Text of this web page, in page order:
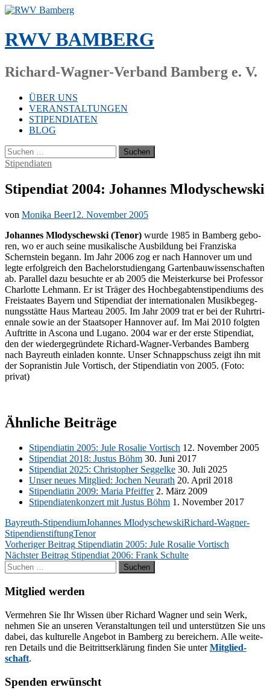
Zum
springen
RWV BAMBERG
Richard-Wagner-Verband Bamberg e. V.
ÜBER UNS
VERANSTALTUNGEN
STIPENDIATEN
BLOG
Suchen
nach:
Stipendiaten
Stipendiat 2004: Johannes Mlodyschewski
von Monika Beer12. November 2005
Jo­han­nes Mlo­dy­schew­ski (Te­nor) wur­de 1985 in Bam­berg ge­bo­
ren, wo er auch sei­ne mu­si­ka­li­sche Aus­bil­dung bei Fran­zis­ka
Schern­stein be­gann. Im Jahr 2006 zog er nach Han­no­ver um und
leg­te er­folg­reich den Ba­che­lor­stu­di­en­gang Gar­ten­bau­wis­sen­schaf­ten
ab. Par­al­lel dazu be­such­te er ab 2005 die Meis­ter­kur­se bei Pro­fes­sor
Char­lot­te Leh­mann. Er ist Trä­ger des Hoch­be­gab­ten­sti­pen­di­ums des
Frei­staa­tes Bay­ern und Sti­pen­di­at der in­ter­na­tio­na­len Mu­sik­be­geg­
nungs­stät­te Haus Mar­teau 2005. Im Jahr 2009 trat er bei der Ruhr­tri­
en­na­le so­wie an der Staats­oper Han­no­ver auf. Im Mai 2010 folg­ten
Auf­trit­te in As­co­na und Lu­ga­no. 2004 war er der ers­te Sti­pen­di­at,
den der wie­der­ge­grün­de­te Ri­chard-Wag­ner-Ver­ban­des Bam­berg
nach Bay­reuth ein­la­den konn­te. Un­ser Schnapp­schuss zeigt ihn mit
der So­pra­nis­tin Jule Vor­tisch, der Sti­pen­dia­tin von 2005. (Foto:
privat)
Ähnliche Beiträge
Sti­pen­dia­tin 2005: Jule Ro­sa­lie Vor­tisch 12. No­vem­ber 2005
Sti­pen­di­at 2018: Jus­tus Böhm 30. Juni 2017
Sti­pen­di­at 2025: Chris­to­pher Seg­gel­ke 30. Juli 2025
Un­ser neu­es Mit­glied: Jo­chen Neu­r­a­th 20. April 2018
Sti­pen­dia­tin 2009: Ma­ria Pfeif­fer2. März 2009
Sti­pen­dia­ten­kon­zert mit Jus­tus Böhm 1. No­vem­ber 2017
Bayreuth-StipendiumJohannes MlodyschewskiRichard-Wagner-
StipendienstiftungTenor
Beitragsnavigation
Vorheriger Beitrag Stipendiatin 2005: Jule Rosalie Vortisch
Nächster Beitrag Stipendiat 2006: Frank Schulte
Suchen
nach:
Mitglied werden
Ver­meh­ren Sie Ihr Wis­sen über Ri­chard Wag­ner und sein Werk,
neh­men Sie an un­se­ren Ver­an­stal­tun­gen teil und un­ter­stüt­zen Sie uns
da­bei, das kul­tu­rel­le An­ge­bot in Bam­berg zu be­rei­chern. Alle wei­te­
ren De­tails und die Bei­tritts­er­klä­rung fin­den Sie un­terMit­glied­
schaft.
Spenden erwünscht